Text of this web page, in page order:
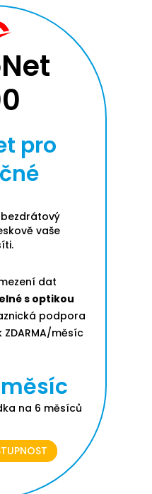
pro
vaše
dat
s optikou
podpora
měsíc
na 6 měsíců